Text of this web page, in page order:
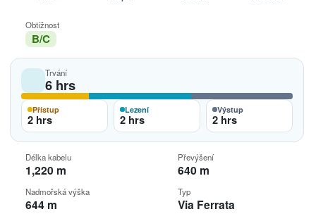
Obtížnost
B/C
Trvání
6 hrs
Přístup
2 hrs
Lezení
2 hrs
Výstup
2 hrs
Délka kabelu
1,220 m
Převýšení
640 m
Nadmořská výška
644 m
Typ
Via Ferrata